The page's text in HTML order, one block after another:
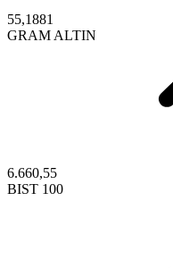
55,1881
GRAM ALTIN
6.660,55
BIST 100